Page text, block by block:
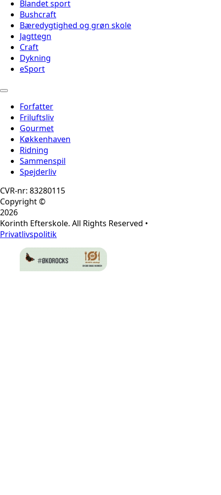
Blandet sport
Bushcraft
Bæredygtighed og grøn skole
Jagttegn
Craft
Dykning
eSport
Forfatter
Friluftsliv
Gourmet
Køkkenhaven
Ridning
Sammenspil
Spejderliv
CVR-nr: 83280115
Copyright ©
2026
Korinth Efterskole. All Rights Reserved •
Privatlivspolitik